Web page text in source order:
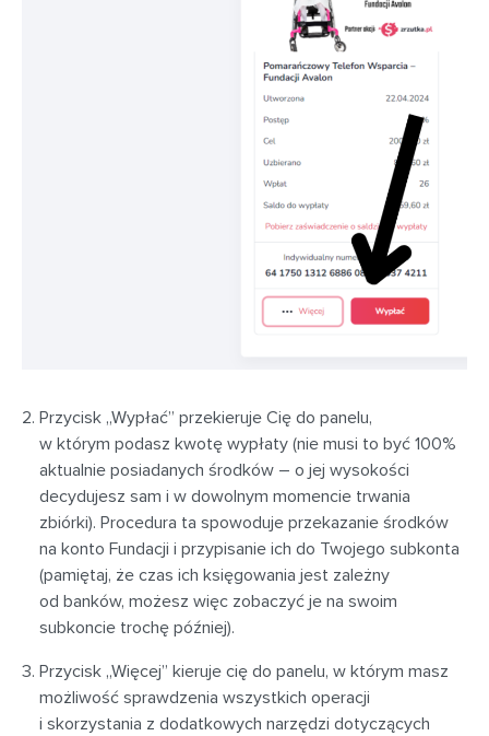
Przycisk „Wypłać” przekieruje Cię do panelu,
w którym podasz kwotę wypłaty (nie musi to być 100%
aktualnie posiadanych środków – o jej wysokości
decydujesz sam i w dowolnym momencie trwania
zbiórki). Procedura ta spowoduje przekazanie środków
na konto Fundacji i przypisanie ich do Twojego subkonta
(pamiętaj, że czas ich księgowania jest zależny
od banków, możesz więc zobaczyć je na swoim
subkoncie trochę później).
Przycisk „Więcej” kieruje cię do panelu, w którym masz
możliwość sprawdzenia wszystkich operacji
i skorzystania z dodatkowych narzędzi dotyczących